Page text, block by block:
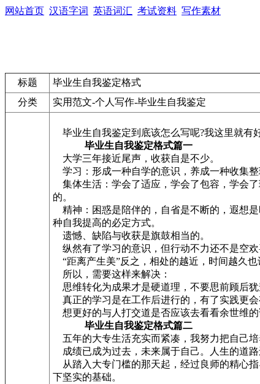
网站首页 汉语字词 英语词汇 考试资料 写作素材
标题
毕业生自我鉴定格式
分类
实用范文-个人写作-毕业生自我鉴定
毕业生自我鉴定到底该怎么写呢?我这里就有
毕业生自我鉴定格式篇一
大学三年接近尾声，收获自是不少。
学习：形成一种自学的意识，养成一种收集
集体生活：学会了适应，学会了包容，学会
的。
精神：困惑是陪伴的，自省是不断的，遐想
种自我提高的必定方式。
遗憾、缺陷与收获是旗鼓相当的。
纵然有了学习的意识，但行动不力还不是空
“距离产生美”反之，相处的越近，时间越久
所以，需要这样来解决：
思维转化为成果才是硬道理，不要思前顾后
真正的学习是在工作后进行的，有了实践更
想更好的与人打交道是否应该去看看余世维
毕业生自我鉴定格式篇二
五年的大专生活充实而紧凑，我努力把自己
成绩已成为过去，未来属于自己。人生的道
从踏入大专门槛的那天起，经过良师的精心
下坚实的基础。